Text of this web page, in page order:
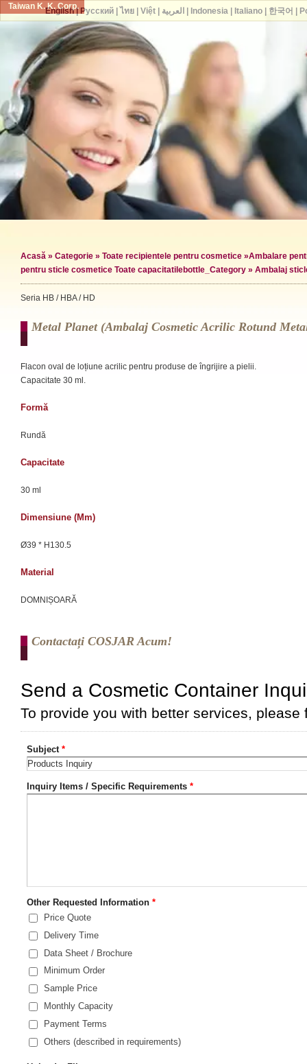
Taiwan K. K. Corp.
Acasă » Categorie » Toate recipientele pentru cosmetice »Ambalare
pentru sticle cosmetice Toate capacitatilebottle_Category » Ambalaj
Seria HB / HBA / HD
Metal Planet (ambalaj Cosmetic Acrilic Rotund
Flacon oval de loțiune acrilic pentru produse de îngrijire a pielii.
Capacitate 30 ml.
Formă
Rundă
Capacitate
30 ml
Dimensiune (mm)
Ø39 * H130.5
Material
DOMNIȘOARĂ
Contactați COSJAR Acum!
English| Русский| ไทย| Việt| العربية Indonesia| Italiano| 한국어